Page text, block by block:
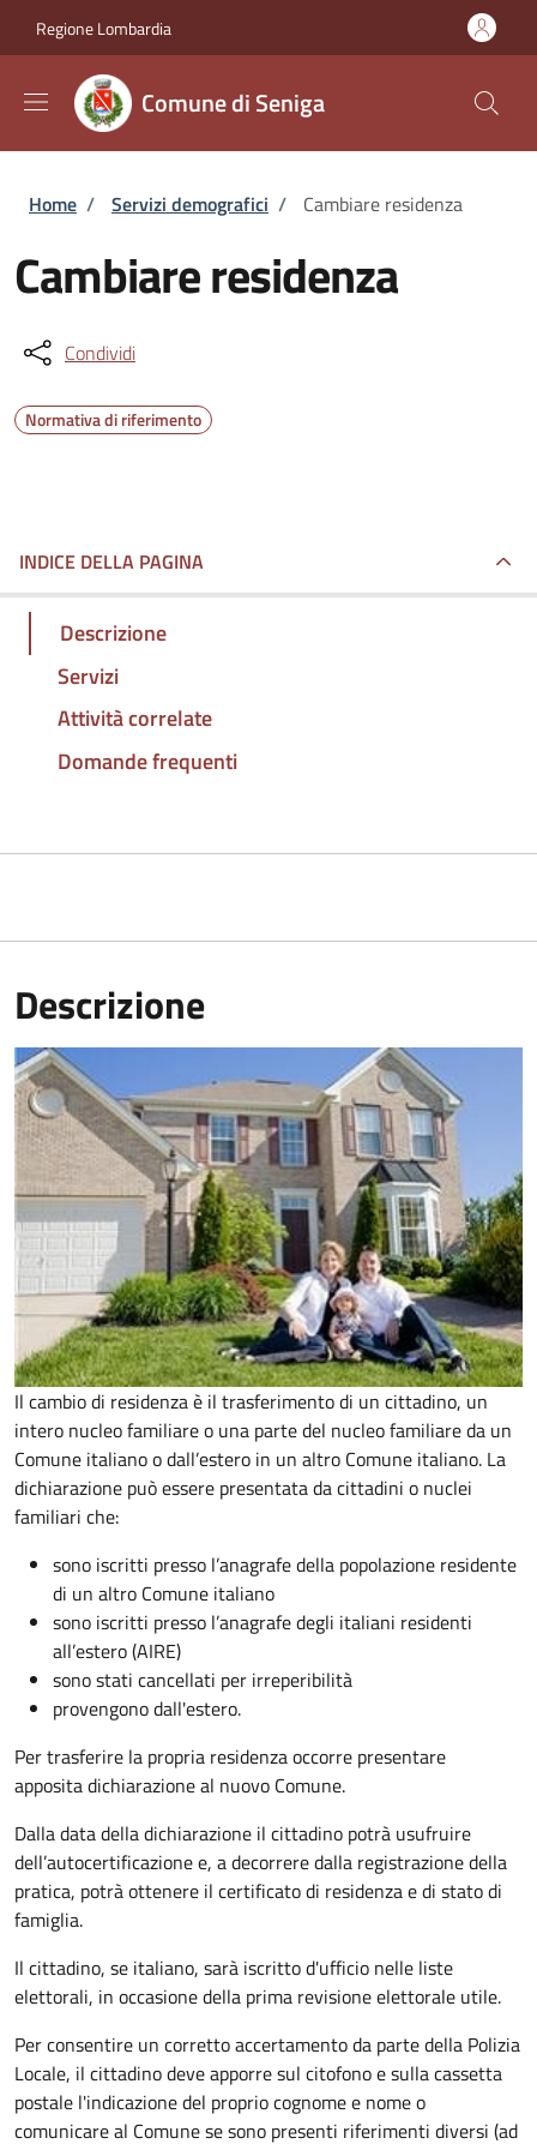
Regione Lombardia
Comune di Seniga
Briciole di pane
Home / Servizi demografici / Cambiare residenza
Cambiare residenza
Condividi
Normativa di riferimento
INDICE DELLA PAGINA
Descrizione
Servizi
Attività correlate
Domande frequenti
Descrizione
Il cambio di residenza è il trasferimento di un cittadino, un
intero nucleo familiare o una parte del nucleo familiare da un
Comune italiano o dall’estero in un altro Comune italiano. La
dichiarazione può essere presentata da cittadini o nuclei
familiari che:
sono iscritti presso l’anagrafe della popolazione residente
di un altro Comune italiano
sono iscritti presso l’anagrafe degli italiani residenti
all’estero (AIRE)
sono stati cancellati per irreperibilità
provengono dall'estero.
Per trasferire la propria residenza occorre presentare
appositadichiarazione al nuovo Comune.
Dalla data della dichiarazione il cittadino potrà usufruire
dell’autocertificazione e, a decorrere dalla registrazione della
pratica, potrà ottenere il certificato di residenza e di stato di
famiglia.
Il cittadino, se italiano, sarà iscritto d'ufficio nelle liste
elettorali, in occasione della prima revisione elettorale utile.
Per consentire un corretto accertamento da parte della Polizia
Locale, il cittadino deve apporre sul citofono e sulla cassetta
postale l'indicazione del proprio cognome e nome o
comunicare al Comune se sono presenti riferimenti diversi (ad